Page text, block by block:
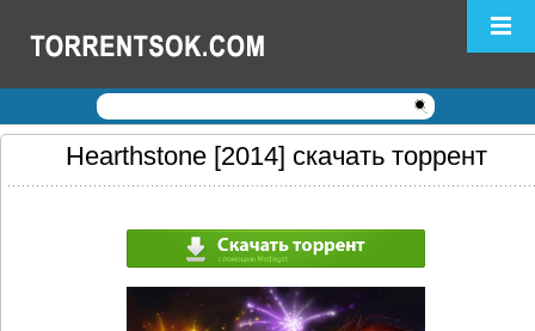
Логин: Пароль:
Регистрация Забыли пароль?
Hearthstone [2014] скачать торрент